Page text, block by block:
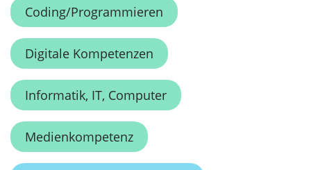
Coding/Programmieren
Digitale Kompetenzen
Informatik, IT, Computer
Medienkompetenz